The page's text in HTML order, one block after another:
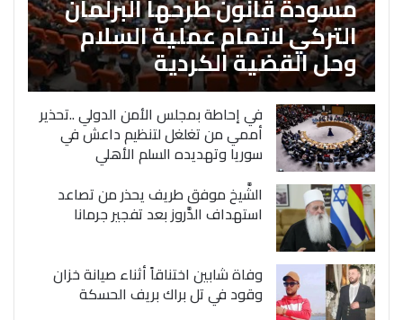
التركي لاتمام عملية السلام
وحل القضية الكردية
في إحاطة بمجلس الأمن الدولي ..تحذير
أممي من تغلغل لتنظيم داعش في
سوريا وتهديده السلم الأهلي
الشَّيخ موفق طريف يحذر من تصاعد
استهداف الدَّروز بعد تفجير جرمانا
وفاة شابين اختناقاً أثناء صيانة خزان
وقود في تل براك بريف الحسكة